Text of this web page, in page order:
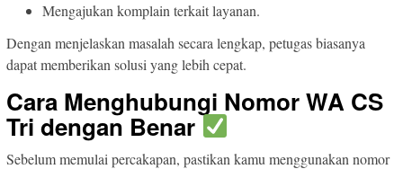
Mengajukan komplain terkait layanan.
Dengan menjelaskan masalah secara lengkap, petugas biasanya
dapat memberikan solusi yang lebih cepat.
Cara Menghubungi Nomor WA CS
Tri dengan Benar
Sebelum memulai percakapan, pastikan kamu menggunakan nomor